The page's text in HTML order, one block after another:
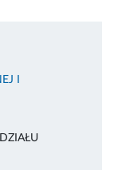
I